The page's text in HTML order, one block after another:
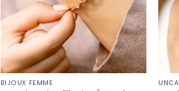
BIJOUX FEMME